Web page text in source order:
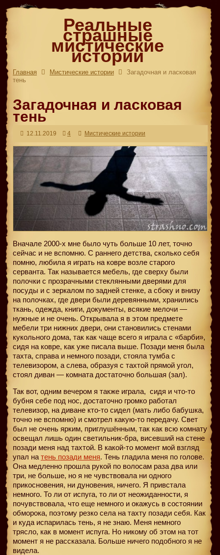
Реальные
страшные
мистические
истории
Главная Мистические истории
Загадочная и ласковая
тень
Загадочная и ласковая
тень
12.11.2019 4 Мистические истории
Вначале 2000-х мне было чуть больше 10 лет, точно
сейчас и не вспомню. С раннего детства, сколько себя
помню, любила я играть на ковре возле старого
серванта. Так называется мебель, где сверху были
полочки с прозрачными стеклянными дверями для
посуды и с зеркалом по задней стенке, а сбоку и внизу
на полочках, где двери были деревянными, хранились
ткань, одежда, книги, документы, всякие мелочи —
нужные и не очень. Открывала я в этом предмете
мебели три нижних двери, они становились стенами
кукольного дома, так как чаще всего я играла с «барби»,
сидя на ковре, как уже писала выше. Позади меня была
тахта, справа и немного позади, стояла тумба с
телевизором, а слева, образуя с тахтой прямой угол,
стоял диван — комната достаточно большая (зал).
Так вот, одним вечером я также играла, сидя и что-то
бубня себе под нос, достаточно громко работал
телевизор, на диване кто-то сидел (мать либо бабушка,
точно не вспомню) и смотрел какую-то передачу. Свет
был не очень ярким, приглушённым, так как всю комнату
освещал лишь один светильник-бра, висевший на стене
позади меня над тахтой. В какой-то момент мой взгляд
упал на тень позади меня. Тень гладила меня по голове.
Она медленно прошла рукой по волосам раза два или
три, не больше, но я не чувствовала ни одного
прикосновения, ни дуновения, ничего. Я привстала
немного. То ли от испуга, то ли от неожиданности, я
почувствовала, что еще немного и окажусь в состоянии
обморока, поэтому резко села на тахту позади себя. Как
и куда испарилась тень, я не знаю. Меня немного
трясло, как в момент испуга. Но никому об этом на тот
момент я не рассказала. Больше ничего подобного я не
видела.